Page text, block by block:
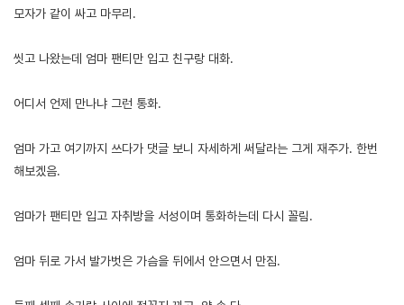
모자가 같이 싸고 마무리.
씻고 나왔는데 엄마 팬티만 입고 친구랑 대화.
어디서 언제 만나냐 그런 통화.
엄마 가고 여기까지 쓰다가 댓글 보니 자세하게 써달라는 그게 재주가. 한번
해보겠음.
엄마가 팬티만 입고 자취방을 서성이며 통화하는데 다시 꼴림.
엄마 뒤로 가서 발가벗은 가슴을 뒤에서 안으면서 만짐.